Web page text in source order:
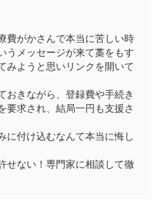
費がかさんで本当に苦しい時
うメッセージが来て藁をもす
みようと思いリンクを開いて
おきながら、登録費や手続き
要求され、結局一円も支援さ
に付け込むなんて本当に悔し
せない！専門家に相談して徹